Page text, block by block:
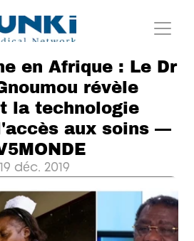
en Afrique : Le Dr
révèle
la technologie
aux soins —
19 déc. 2019